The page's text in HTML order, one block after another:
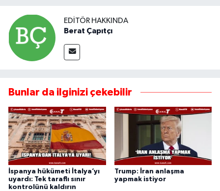
EDITÖR HAKKINDA
Berat Çapıtçı
Bunlar da ilginizi çekebilir
İspanya hükümeti İtalya’yı
uyardı: Tek taraflı sınır
kontrolünü kaldırın
Trump: İran anlaşma
yapmak istiyor